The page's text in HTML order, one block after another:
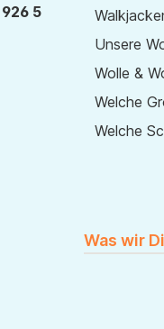
5
Unsere
Wolle &
Welche
Welche
Was wir